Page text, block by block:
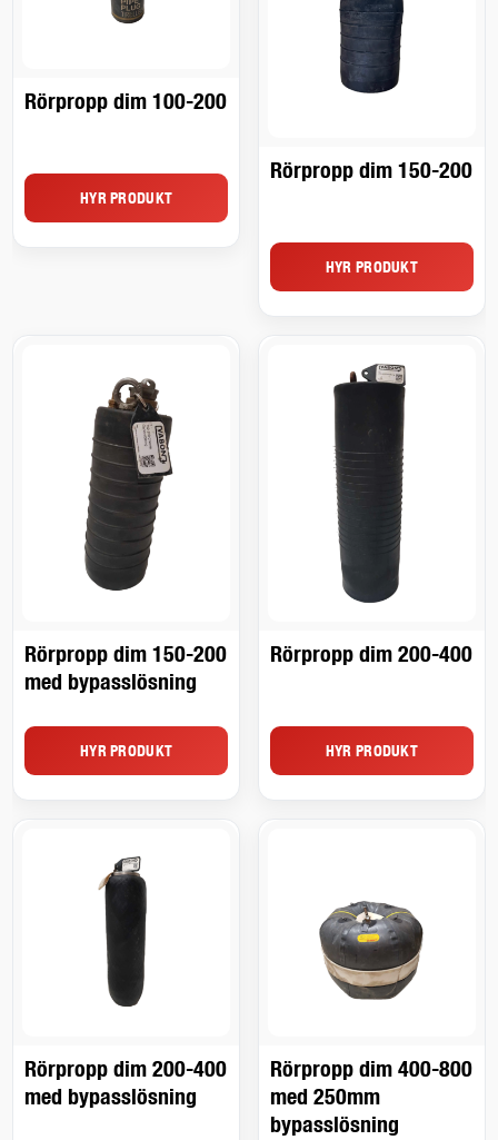
Rörpropp dim 100-200
HYR PRODUKT
Rörpropp dim 150-200
HYR PRODUKT
Rörpropp dim 150-200
med bypasslösning
HYR PRODUKT
Rörpropp dim 200-400
HYR PRODUKT
Rörpropp dim 200-400
med bypasslösning
Rörpropp dim 400-800
med 250mm
bypasslösning